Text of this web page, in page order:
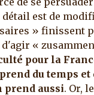
est de
» finissent
«
pour la
du temps
prend aussi. Or,